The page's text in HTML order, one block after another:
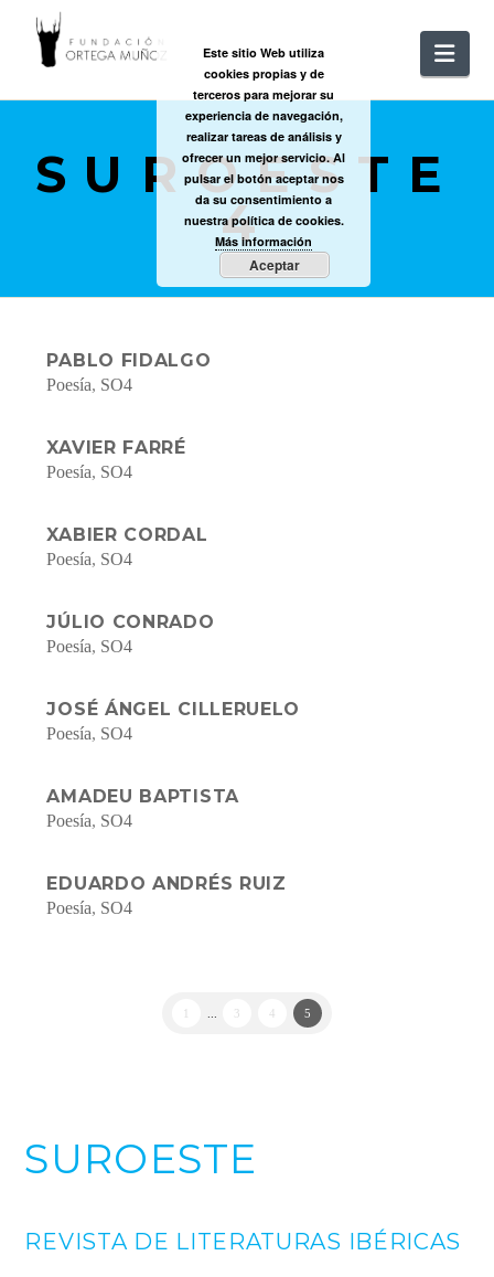
ORTEGA
MUÑOZ
SUROESTE
4
PABLO FIDALGO
Poesía, SO4
XAVIER FARRÉ
Poesía, SO4
XABIER CORDAL
Poesía, SO4
JÚLIO CONRADO
Poesía, SO4
JOSÉ ÁNGEL CILLERUELO
Poesía, SO4
AMADEU BAPTISTA
Poesía, SO4
EDUARDO ANDRÉS RUIZ
Poesía, SO4
1 3 4 5
SUROESTE
REVISTA DE LITERATURAS IBÉRICAS
Este sitio Web utiliza
cookies propias y de
terceros para mejorar su
experiencia de navegación,
realizar tareas de análisis y
ofrecer un mejor servicio. Al
pulsar el botón aceptar nos
da su consentimiento a
nuestra política de cookies.
Más información
Aceptar